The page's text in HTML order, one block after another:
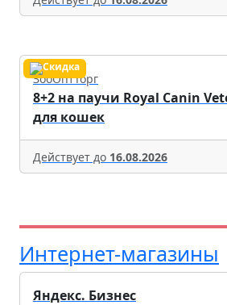
ЗооОптТорг
8+2 на паучи Royal Canin
для кошек
Действует до 16.08.2026
Интернет-магазины
Яндекс. Бизнес